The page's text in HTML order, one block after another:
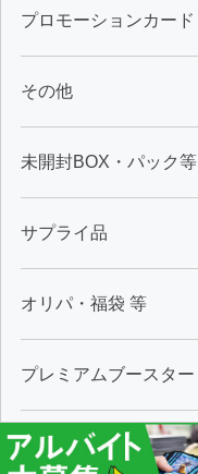
プロモーションカード
その他
未開封BOX・パック等
サプライ品
オリパ・福袋 等
プレミアムブースター